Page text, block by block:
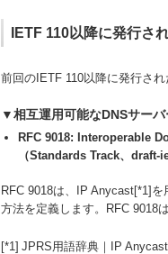
IETF 110以降に発行さ
前回のIETF 110以降に発行さ
▼相互運用可能なDNSサー
RFC 9018: Interoperable
（Standards Track、
RFC 9018は、IP Anycast[*1]
方法を定義します。RFC 9018
[*1] JPRS用語辞典｜IP